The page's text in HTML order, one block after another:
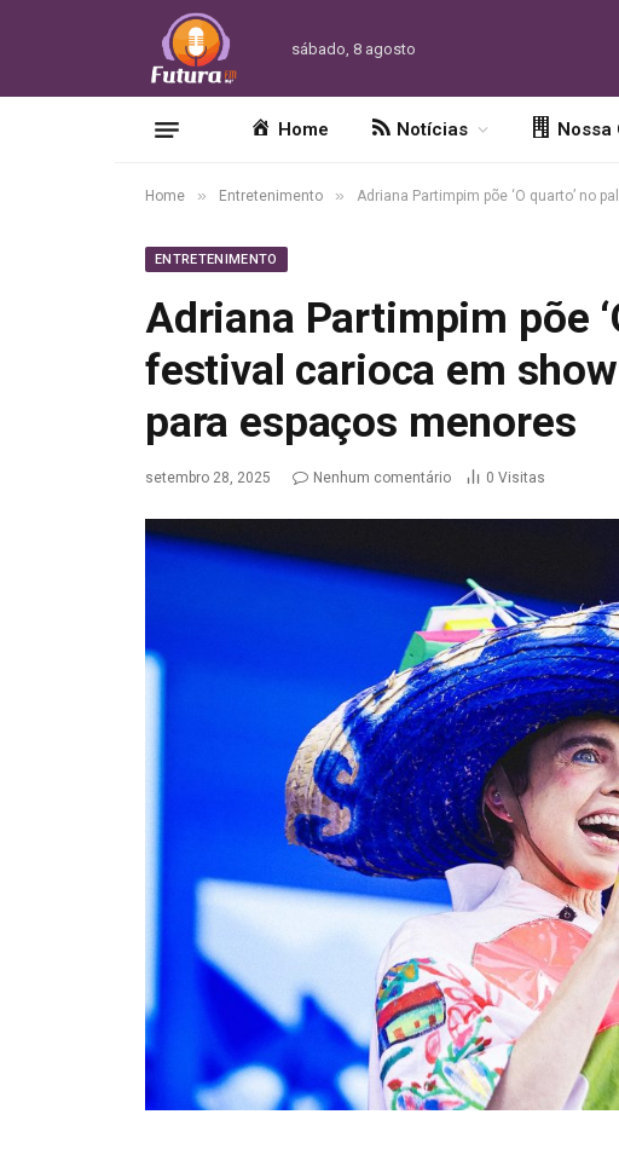
sábado, 8 agosto
Home Notícias Nossa
Home » Entretenimento » Adriana Partimpim põe ‘O quarto’ no
ENTRETENIMENTO
Adriana Partimpim põe
festival carioca em
para espaços menores
setembro 28, 2025 Nenhum comentário 0 Visitas